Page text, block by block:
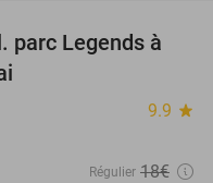
17%
parc Legends à
9.9 star
Régulier 18€